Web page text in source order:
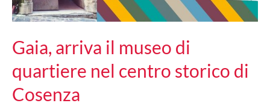
Gaia, arriva il museo di
quartiere nel centro storico di
Cosenza